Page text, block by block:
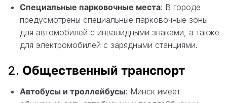
Специальные парковочные места: В городе
предусмотрены специальные парковочные зоны
для автомобилей с инвалидными знаками, а также
для электромобилей с зарядными станциями.
2. Общественный транспорт
Автобусы и троллейбусы: Минск имеет